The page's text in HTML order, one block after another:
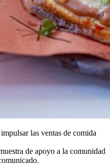
las ventas de comida
de apoyo a la comunidad